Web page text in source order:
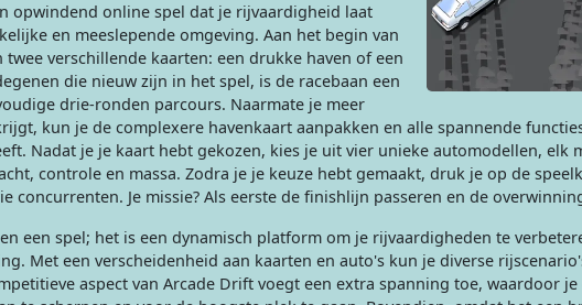
opwindend online spel dat je rijvaardigheid laat
en meeslepende omgeving. Aan het begin van
verschillende kaarten: een drukke haven of een
die nieuw zijn in het spel, is de racebaan een
drie-ronden parcours. Naarmate je meer
kun je de complexere havenkaart aanpakken en alle spannende
Nadat je je kaart hebt gekozen, kies je uit vier unieke automodellen, elk
controle en massa. Zodra je je keuze hebt gemaakt, druk je op de
concurrenten. Je missie? Als eerste de finishlijn passeren en de
een spel; het is een dynamisch platform om je rijvaardigheden te
Met een verscheidenheid aan kaarten en auto's kun je diverse
aspect van Arcade Drift voegt een extra spanning toe, waardoor